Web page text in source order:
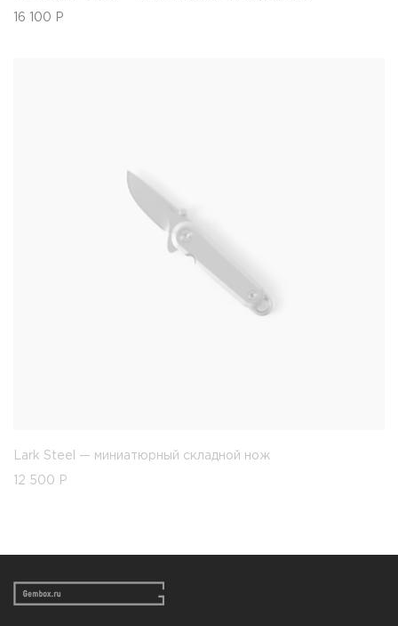
16 100 Р
Lark Steel — миниатюрный складной нож
12 500 Р